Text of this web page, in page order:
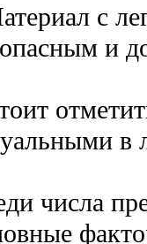
с
и
в
числа